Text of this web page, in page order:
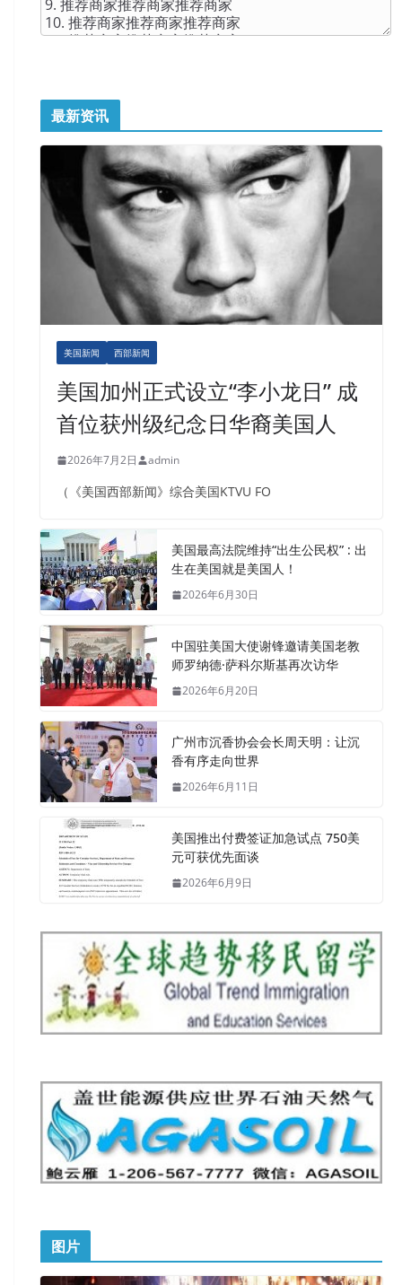
最新资讯
美国新闻 西部新闻
美国加州正式设立“李小龙日” 成
首位获州级纪念日华裔美国人
2026年7月2日 admin
（《美国西部新闻》综合美国KTVU FO
美国最高法院维持“出生公民权” : 出
生在美国就是美国人！
2026年6月30日
中国驻美国大使谢锋邀请美国老教
师罗纳德·萨科尔斯基再次访华
2026年6月20日
广州市沉香协会会长周天明：让沉
香有序走向世界
2026年6月11日
美国推出付费签证加急试点 750美
元可获优先面谈
2026年6月9日
图片